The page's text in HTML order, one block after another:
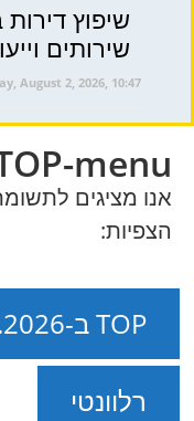
שיפוץ
שירותים
August 2, 2026, 10:47
menu
אנו מציגים
הצפיות:
TOP ב-09.08.2026
רלוונטי